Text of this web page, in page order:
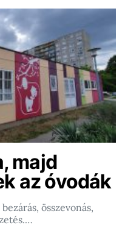
majd
az óvodák
összevonás,